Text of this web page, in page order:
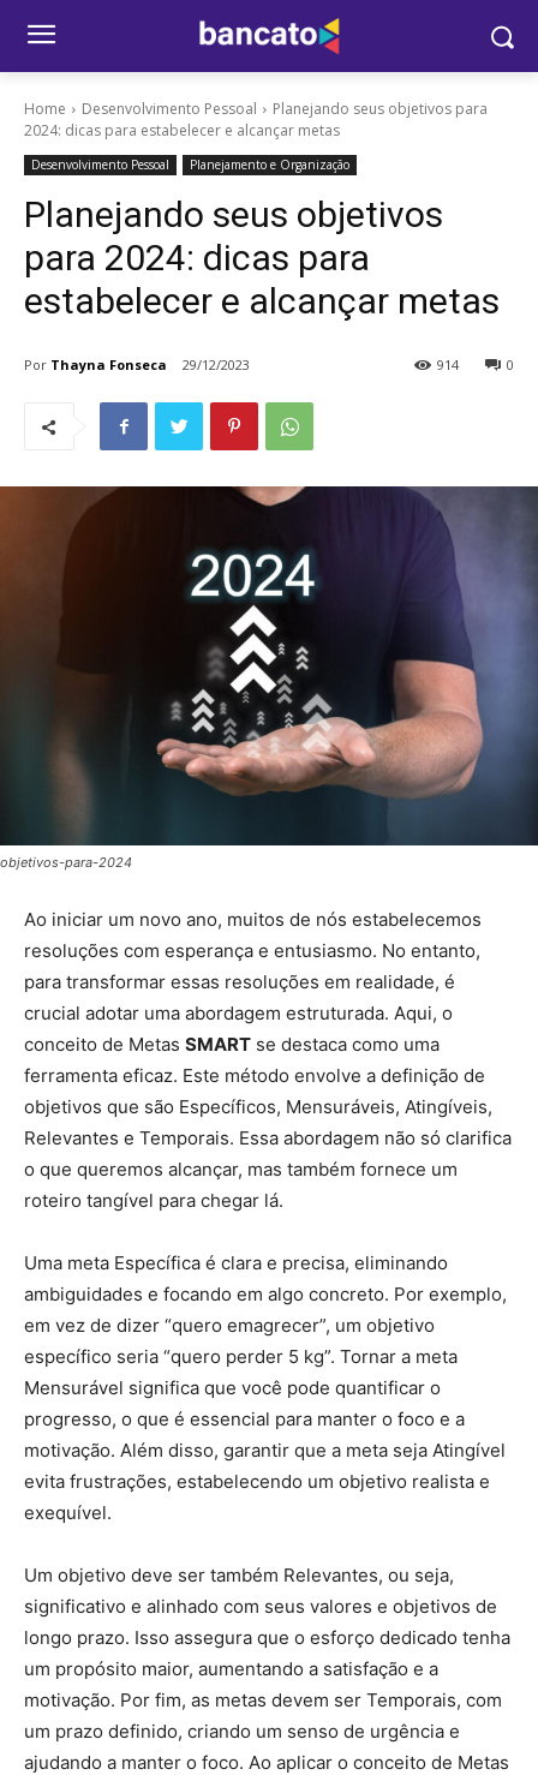
Home Desenvolvimento Pessoal
Planejando seus objetivos para
2024: dicas para estabelecer e alcançar metas
Desenvolvimento Pessoal Planejamento e Organização
Planejando seus objetivos
para 2024: dicas para
estabelecer e alcançar metas
Por Thayna Fonseca 29/12/2023 0
914
objetivos-para-2024
Ao iniciar um novo ano, muitos de nós estabelecemos
resoluções com esperança e entusiasmo. No entanto,
para transformar essas resoluções em realidade, é
crucial adotar uma abordagem estruturada. Aqui, o
conceito de Metas SMART se destaca como uma
ferramenta eficaz. Este método envolve a definição de
objetivos que são Específicos, Mensuráveis, Atingíveis,
Relevantes e Temporais. Essa abordagem não só clarifica
o que queremos alcançar, mas também fornece um
roteiro tangível para chegar lá.
Uma meta Específica é clara e precisa, eliminando
ambiguidades e focando em algo concreto. Por exemplo,
em vez de dizer “quero emagrecer”, um objetivo
específico seria “quero perder 5 kg”. Tornar a meta
Mensurável significa que você pode quantificar o
progresso, o que é essencial para manter o foco e a
motivação. Além disso, garantir que a meta seja Atingível
evita frustrações, estabelecendo um objetivo realista e
exequível.
Um objetivo deve ser também Relevantes, ou seja,
significativo e alinhado com seus valores e objetivos de
longo prazo. Isso assegura que o esforço dedicado tenha
um propósito maior, aumentando a satisfação e a
motivação. Por fim, as metas devem ser Temporais, com
um prazo definido, criando um senso de urgência e
ajudando a manter o foco. Ao aplicar o conceito de Metas